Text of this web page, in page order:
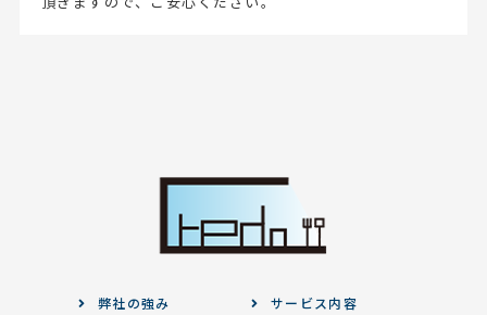
弊社の強み
サービス内容